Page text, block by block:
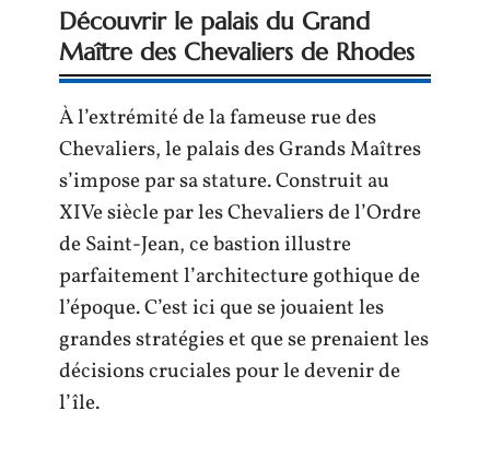
Découvrir le palais du Grand
Maître des Chevaliers de Rhodes
À l’extrémité de la fameuse rue des
Chevaliers, le palais des Grands Maîtres
s’impose par sa stature. Construit au
XIVe siècle par les Chevaliers de l’Ordre
de Saint-Jean, ce bastion illustre
parfaitement l’architecture gothique de
l’époque. C’est ici que se jouaient les
grandes stratégies et que se prenaient les
décisions cruciales pour le devenir de
l’île.